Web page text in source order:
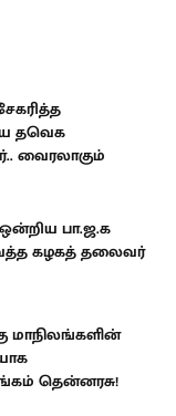
தவெக
வைரலாகும்
பா.ஜ.க
கழகத் தலைவர்
மாநிலங்களின்
தென்னரசு!